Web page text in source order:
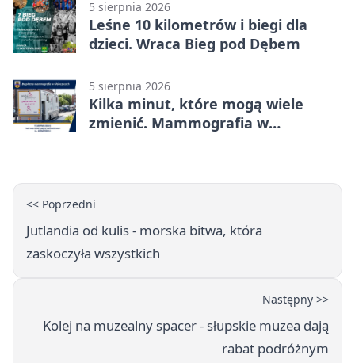
5 sierpnia 2026
Leśne 10 kilometrów i biegi dla
dzieci. Wraca Bieg pod Dębem
5 sierpnia 2026
Kilka minut, które mogą wiele
zmienić. Mammografia w
<< Poprzedni
Jutlandia od kulis - morska bitwa, która
zaskoczyła wszystkich
Następny >>
Kolej na muzealny spacer - słupskie muzea dają
rabat podróżnym